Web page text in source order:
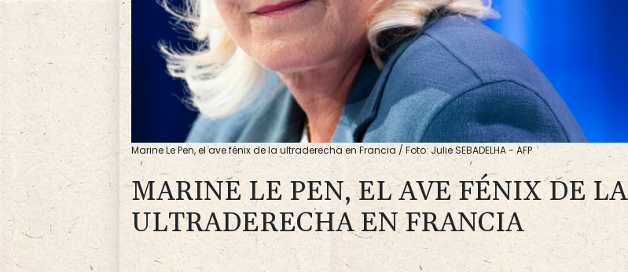
Marine Le Pen, el ave fénix de la ultraderecha en Francia / Foto: Julie SEBADELHA - AFP
MARINE LE PEN, EL AVE FÉNIX DE LA
ULTRADERECHA EN FRANCIA